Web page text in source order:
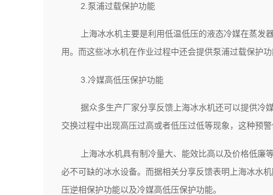
2.泵浦过载保护功能
上海冰水机主要是利用低温低压的液态冷媒在蒸
用。而这些冰水机在作业过程中还会提供泵浦过载保护
3.冷媒高低压保护功能
据众多生产厂家分享反馈上海冰水机还可以提供冷
交换过程中出现高压过高或者低压过低等现象，这种预
上海冰水机具有制冷量大、能效比高以及价格低
必不可缺的冰水设备。而据相关分享反馈表明上海冰水
压逆相保护功能以及冷媒高低压保护功能。